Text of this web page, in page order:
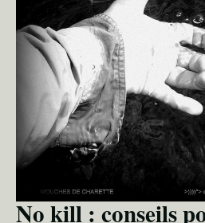
No kill : conseils